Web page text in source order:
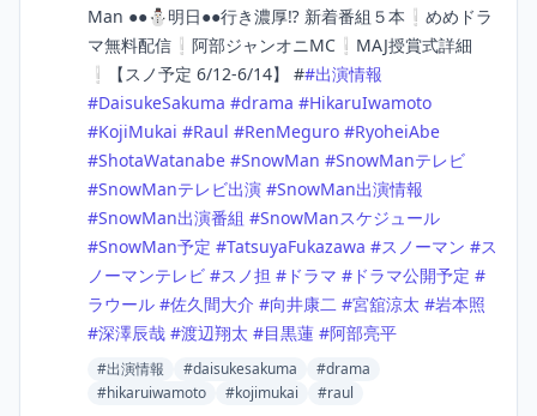
Man ●●⛄明日●●行き濃厚⁉️ 新着番組５本❕めめドラ
マ無料配信❕阿部ジャンオニMC❕MAJ授賞式詳細
❕【スノ予定 6/12-6/14】 ##出演情報
#DaisukeSakuma #drama #HikaruIwamoto
#KojiMukai #Raul #RenMeguro #RyoheiAbe
#ShotaWatanabe #SnowMan #SnowManテレビ
#SnowManテレビ出演 #SnowMan出演情報
#SnowMan出演番組 #SnowManスケジュール
#SnowMan予定 #TatsuyaFukazawa #スノーマン #ス
ノーマンテレビ #スノ担 # ドラマ # ドラマ公開予定 #
ラウール #佐久間大介 #向井康二 #宮舘涼太 #岩本照
#深澤辰哉 #渡辺翔太 #目黒蓮 #阿部亮平
#出演情報 #daisukesakuma
#drama
#hikaruiwamoto
#kojimukai #raul